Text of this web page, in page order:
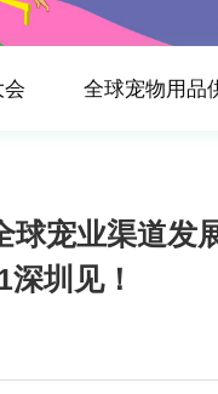
全球宠物用品
球宠业渠道发
圳见！